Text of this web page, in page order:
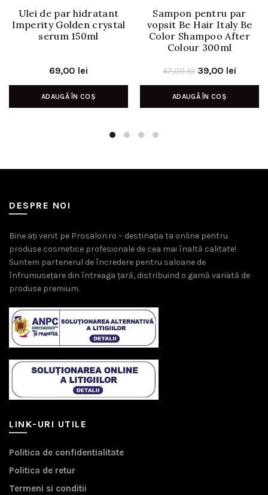
Ulei de par hidratant
Imperity Golden crystal
serum 150ml
69,00 lei
ADAUGĂ ÎN COȘ
Sampon pentru par
vopsit Be Hair Italy Be
Color Shampoo After
Colour 300ml
47,00lei Prețul
inițial
a
39,00 lei
curent
ADAUGĂ ÎN COȘ
DESPRE NOI
Bine ați venit pe Prosalon.ro – destinația ta online pentru
produse cosmetice profesionale de cea mai înaltă calitate!
Suntem partenerul de încredere pentru saloane de
înfrumusețare din întreaga țară, distribuind o gamă variată de
produse premium.
LINK-URI UTILE
Politica de confidentialitate
Politica de retur
Termeni si conditii